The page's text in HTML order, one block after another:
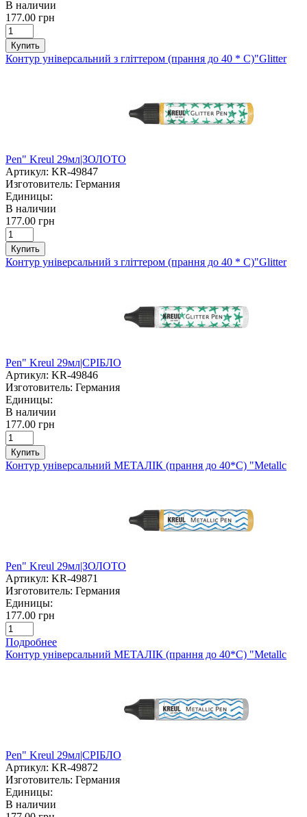
В наличии
177.00 грн
Купить
Контур універсальний з гліттером (прання до 40 * С)"Glitter
Pen" Kreul 29мл|ЗОЛОТО
Артикул: KR-49847
Изготовитель: Германия
Единицы:
В наличии
177.00 грн
Купить
Контур універсальний з гліттером (прання до 40 * С)"Glitter
Pen" Kreul 29мл|СРІБЛО
Артикул: KR-49846
Изготовитель: Германия
Единицы:
В наличии
177.00 грн
Купить
Контур універсальний МЕТАЛІК (прання до 40*С) "Metallc
Pen" Kreul 29мл|ЗОЛОТО
Артикул: KR-49871
Изготовитель: Германия
Единицы:
177.00 грн
Подробнее
Контур універсальний МЕТАЛІК (прання до 40*С) "Metallc
Pen" Kreul 29мл|СРІБЛО
Артикул: KR-49872
Изготовитель: Германия
Единицы:
В наличии